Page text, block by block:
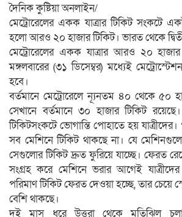
দৈনিক কুষ্টিয়া অনলাইন/
মেট্রোরেলের একক যাত্রার টিকিট সংকটে
হলো আরও ২০ হাজার টিকিট। ভারত থেকে
মেট্রোরেলের একক যাত্রার আরও ২০
মঙ্গলবারের (৩১ ডিসেম্বর) মধ্যেই
হবে।
বর্তমানে মেট্রোরেলে ন্যূনতম ৪০ থেকে ৫০
সেখানে বর্তমানে ৩০ হাজার টিকিট
টিকিটসংকটে ভোগান্তি পোহাতে হয় যাত্রীদের।
সব মেশিনে টিকিট থাকছে না। যে
সেগুলোর টিকিট দ্রুত ফুরিয়ে যাচ্ছে। ফেরত
সংগ্রহ করে মেশিনে ভরার আগেই যাত্রীদের
পরিমাণ টিকিট ফেরত দেওয়া হচ্ছে, তার চেয়ে
বেশি থাকছে।
দুই মাস ধরে উত্তরা থেকে মতিঝিল